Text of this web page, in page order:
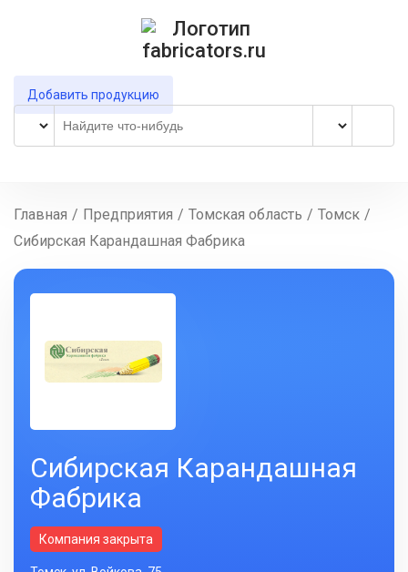
Добавить продукцию
Главная / Предприятия / Томская область / Томск /
Сибирская Карандашная Фабрика
Сибирская Карандашная
Фабрика
Компания закрыта